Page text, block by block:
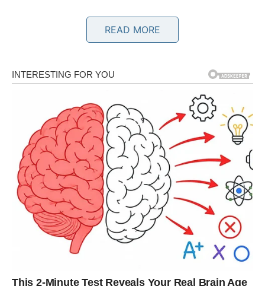
Bikovima dolazi iskreno priznanje emocija od bivše
Neko sada jasno pokazuje koliko mu nedostajete.
Srce pamti ono što je iskreno voljelo
Pred vama su veoma nježni i posebni trenuci.
BLIZANCI
Zvijezde vam donose neočekivano javljanje osobe koju
dugo niste vidjeli.
Moguće je ponovno pokretanje priče koja nikada nije
završena kako treba.
READ MORE